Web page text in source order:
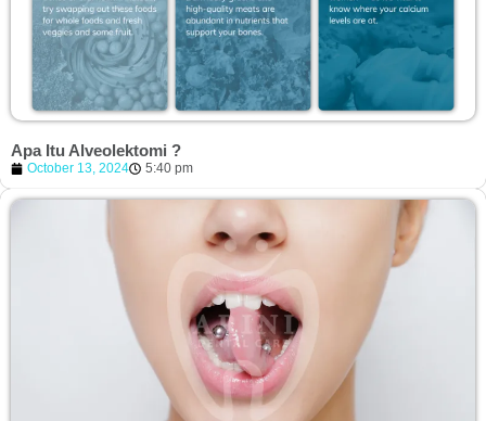
Apa Itu Alveolektomi ?
October 13, 2024 5:40 pm